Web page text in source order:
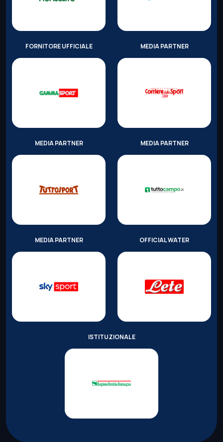
FORNITORE UFFICIALE MEDIA PARTNER
MEDIA PARTNER MEDIA PARTNER
MEDIA PARTNER OFFICIAL WATER
ISTITUZIONALE